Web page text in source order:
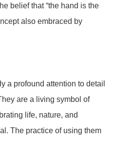
belief that “the hand is the
also embraced by
a profound attention to detail
are a living symbol of
life, nature, and
The practice of using them